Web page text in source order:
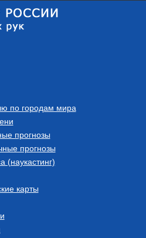
по городам мира
прогнозы
прогнозы
(наукастинг)
карты